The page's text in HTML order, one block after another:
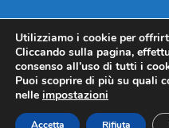
Utilizziamo i cookie per
Cliccando sulla pagina,
consenso all’uso di tutti i
Puoi scoprire di più su quali
nelle impostazioni
Accetta Rifiuta